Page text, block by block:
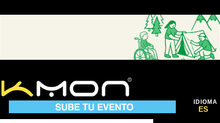
IDIOMA
ES